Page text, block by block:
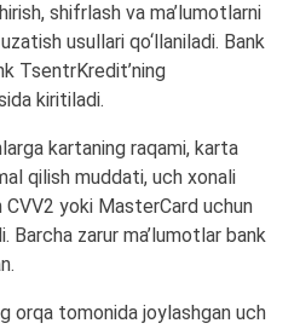
shifrlash va ma’lumotlarni
usullari qo‘llaniladi. Bank
TsentrKredit’ning
kiritiladi.
kartaning raqami, karta
qilish muddati, uch xonali
yoki MasterCard uchun
Barcha zarur ma’lumotlar bank
orqa tomonida joylashgan uch